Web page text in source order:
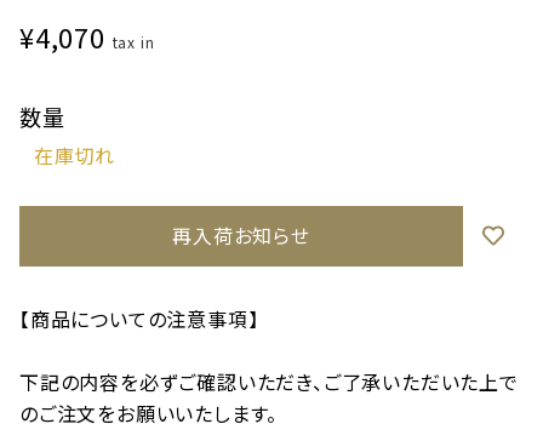
¥4,070 tax in
数量
再入荷お知らせ
【商品についての注意事項】
下記の内容を必ずご確認いただき、ご了承いただいた上で
のご注文をお願いいたします。